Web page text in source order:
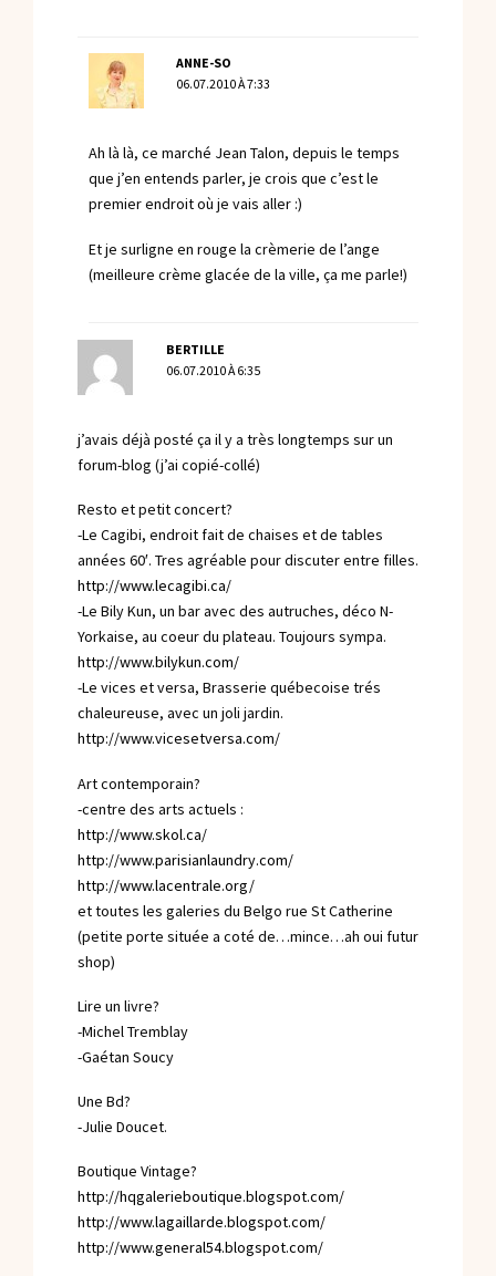
ANNE-SO
06.07.2010 À 7:33
Ah là là, ce marché Jean Talon, depuis le temps
que j’en entends parler, je crois que c’est le
premier endroit où je vais aller :)
Et je surligne en rouge la crèmerie de l’ange
(meilleure crème glacée de la ville, ça me parle!)
BERTILLE
06.07.2010 À 6:35
j’avais déjà posté ça il y a très longtemps sur un
forum-blog (j’ai copié-collé)
Resto et petit concert?
-Le Cagibi, endroit fait de chaises et de tables
années 60′. Tres agréable pour discuter entre filles.
http://www.lecagibi.ca/
-Le Bily Kun, un bar avec des autruches, déco N-
Yorkaise, au coeur du plateau. Toujours sympa.
http://www.bilykun.com/
-Le vices et versa, Brasserie québecoise trés
chaleureuse, avec un joli jardin.
http://www.vicesetversa.com/
Art contemporain?
-centre des arts actuels :
http://www.skol.ca/
http://www.parisianlaundry.com/
http://www.lacentrale.org/
et toutes les galeries du Belgo rue St Catherine
(petite porte située a coté de…mince…ah oui futur
shop)
Lire un livre?
-Michel Tremblay
-Gaétan Soucy
Une Bd?
-Julie Doucet.
Boutique Vintage?
http://hqgalerieboutique.blogspot.com/
http://www.lagaillarde.blogspot.com/
http://www.general54.blogspot.com/